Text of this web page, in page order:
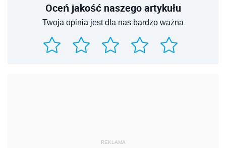
Oceń jakość naszego artykułu
Twoja opinia jest dla nas bardzo ważna
REKLAMA